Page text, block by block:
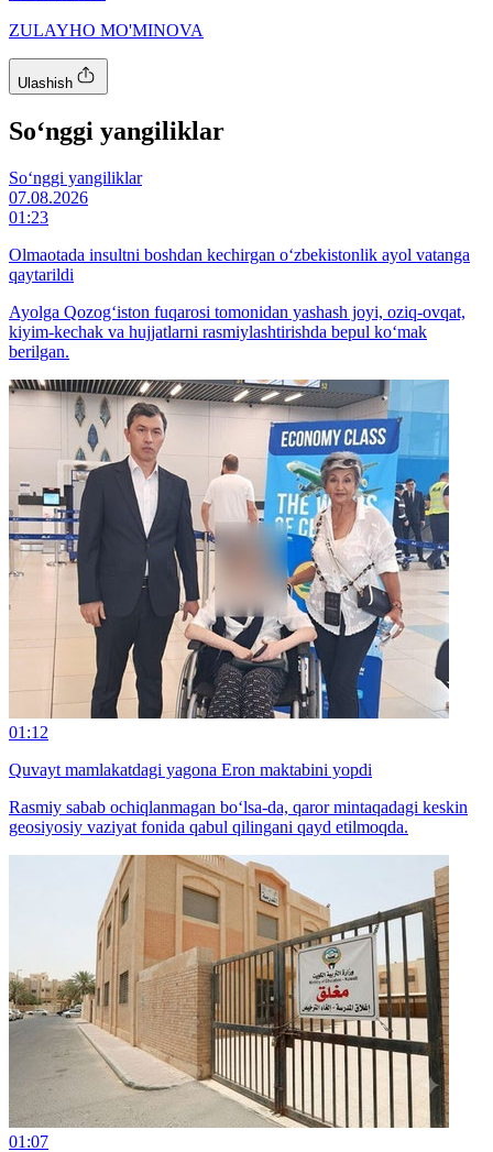
ZULAYHO MO'MINOVA
Ulashish
So‘nggi yangiliklar
So‘nggi yangiliklar
07.08.2026
01:23
Olmaotada insultni boshdan kechirgan o‘zbekistonlik ayol vatanga
qaytarildi
Ayolga Qozog‘iston fuqarosi tomonidan yashash joyi, oziq-ovqat,
kiyim-kechak va hujjatlarni rasmiylashtirishda bepul ko‘mak
berilgan.
01:12
Quvayt mamlakatdagi yagona Eron maktabini yopdi
Rasmiy sabab ochiqlanmagan bo‘lsa-da, qaror mintaqadagi keskin
geosiyosiy vaziyat fonida qabul qilingani qayd etilmoqda.
01:07